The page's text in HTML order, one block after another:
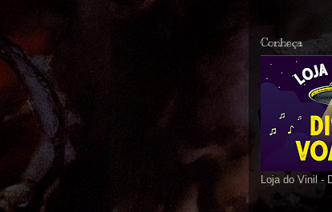
Conheça
Loja do Vinil -